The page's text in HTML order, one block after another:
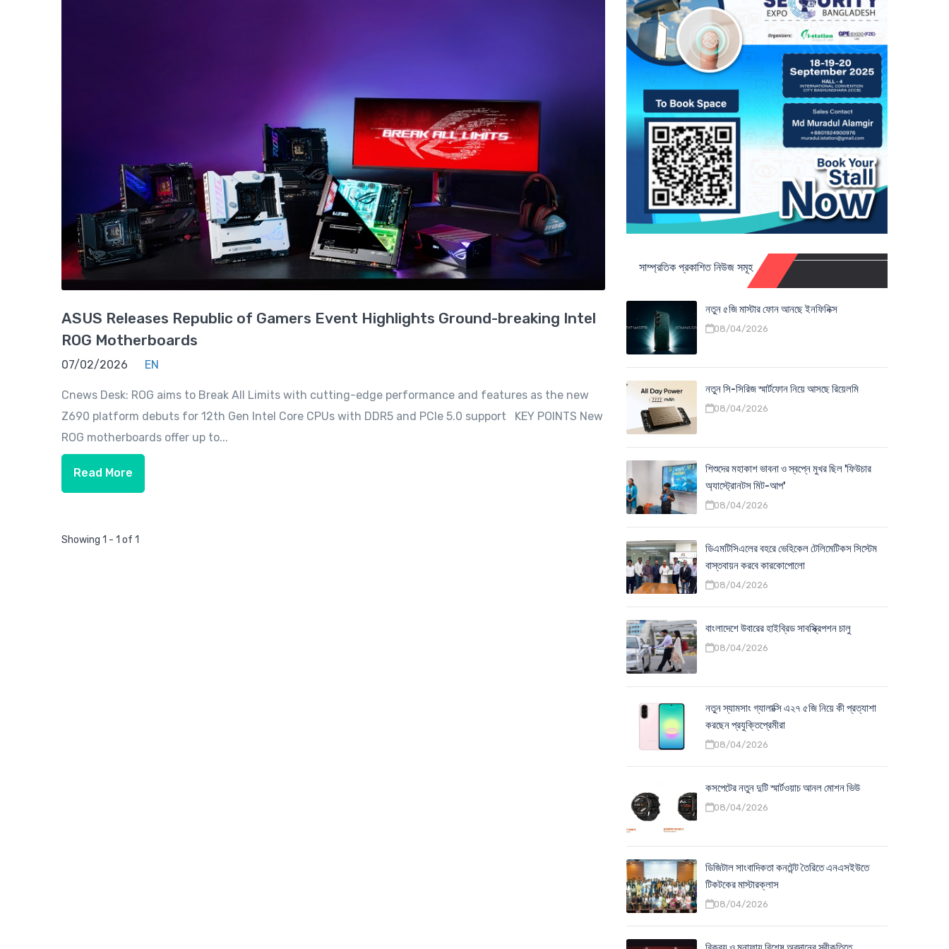
ASUS Releases Republic of Gamers Event Highlights Ground-breaking Intel
ROG Motherboards
07/02/2026 EN
Cnews Desk: ROG aims to Break All Limits with cutting-edge performance and features as the new
Z690 platform debuts for 12th Gen Intel Core CPUs with DDR5 and PCIe 5.0 support KEY POINTS New
ROG motherboards offer up to...
Read More
Showing 1 - 1 of 1
সাম্প্রতিক প্রকাশিত নিউজ সমূহ
নতুন ৫জি মাস্টার ফোন আনছে ইনফিনিক্স
08/04/2026
নতুন সি-সিরিজ স্মার্টফোন নিয়ে আসছে রিয়েলমি
08/04/2026
শিশুদের মহাকাশ ভাবনা ও স্বপ্নে মুখর ছিল 'ফিউচার
অ্যাস্ট্রোনটস মিট-আপ'
08/04/2026
ডিএমটিসিএলের বহরে ভেহিকেল টেলিমেটিকস সিস্টেম
বাস্তবায়ন করবে কারকোপোলো
08/04/2026
বাংলাদেশে উবারের হাইব্রিড সাবস্ক্রিপশন চালু
08/04/2026
নতুন স্যামসাং গ্যালাক্সি এ২৭ ৫জি নিয়ে কী প্রত্যাশা
করছেন প্রযুক্তিপ্রেমীরা
08/04/2026
কসপেটের নতুন দুটি স্মার্টওয়াচ আনল মোশন ভিউ
08/04/2026
ডিজিটাল সাংবাদিকতা কনটেন্ট তৈরিতে এনএসইউতে
টিকটকের মাস্টারক্লাস
08/04/2026